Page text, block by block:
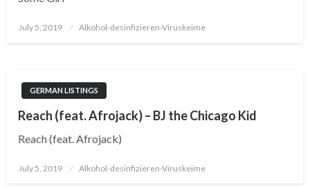
Posted
July 5, 2019 Alkohol-desinfizieren-Viruskeime
GERMAN LISTINGS
Reach (feat. Afrojack) – BJ the Chicago Kid
Reach (feat. Afrojack)
Posted
July 5, 2019 Alkohol-desinfizieren-Viruskeime